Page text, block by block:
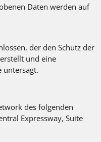
Daten werden auf
der den Schutz der
und eine
untersagt.
des folgenden
Expressway, Suite